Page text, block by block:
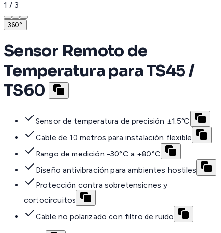
1 / 3
360°
Sensor Remoto de
Temperatura para TS45 /
TS60
Sensor de temperatura de precisión ±1.5°C
Cable de 10 metros para instalación flexible
Rango de medición -30°C a +80°C
Diseño antivibración para ambientes hostiles
Protección contra sobretensiones y
cortocircuitos
Cable no polarizado con filtro de ruido